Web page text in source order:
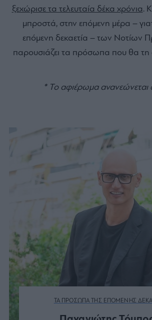
ξεχώρισε τα τελευταία δέκα χρόνια.
μπροστά, στην επόμενη μέρα –
επόμενη δεκαετία – των Νοτίων
παρουσιάζει τα πρόσωπα που θα
* Το αφιέρωμα ανανεώνεται
ΤΑ ΠΡΟΣΩΠΑ ΤΗΣ ΕΠΟΜΕΝΗΣ